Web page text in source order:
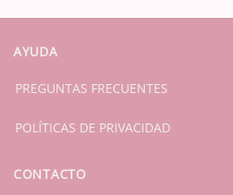
AYUDA
PREGUNTAS FRECUENTES
POLÍTICAS DE PRIVACIDAD
CONTACTO